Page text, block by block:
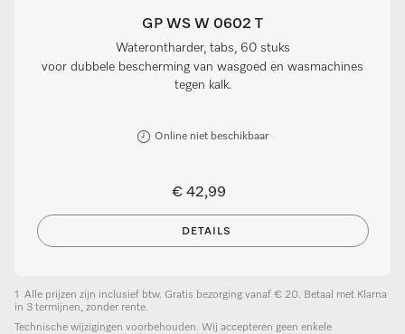
GP WS W 0602 T
Waterontharder, tabs, 60 stuks
voor dubbele bescherming van wasgoed en wasmachines
tegen kalk.
Online niet beschikbaar
€ 42,99
DETAILS
1 Alle prijzen zijn inclusief btw. Gratis bezorging vanaf € 20. Betaal met Klarna
in 3 termijnen, zonder rente.
Technische wijzigingen voorbehouden. Wij accepteren geen enkele